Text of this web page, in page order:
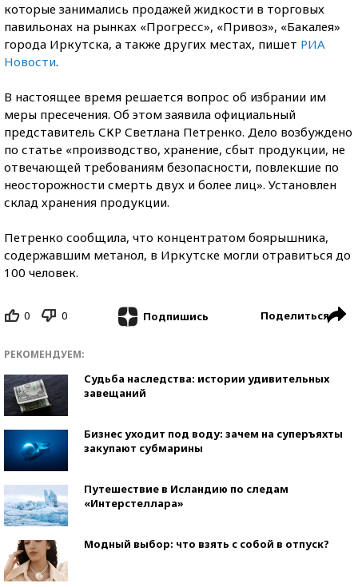
которые занимались продажей жидкости в торговых
павильонах на рынках «Прогресс», «Привоз», «Бакалея»
города Иркутска, а также других местах, пишет РИА
Новости.
В настоящее время решается вопрос об избрании им
меры пресечения. Об этом заявила официальный
представитель СКР Светлана Петренко. Дело возбуждено
по статье «производство, хранение, сбыт продукции, не
отвечающей требованиям безопасности, повлекшие по
неосторожности смерть двух и более лиц». Установлен
склад хранения продукции.
Петренко сообщила, что концентратом боярышника,
содержавшим метанол, в Иркутске могли отравиться до
100 человек.
0 0 Подпишись Поделиться
РЕКОМЕНДУЕМ:
Судьба наследства: истории удивительных
завещаний
Бизнес уходит под воду: зачем на суперъяхты
закупают субмарины
Путешествие в Исландию по следам
«Интерстеллара»
Модный выбор: что взять с собой в отпуск?